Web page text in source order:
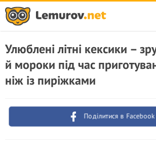
Улюблені літні кексики –
й мороки під час
ніж із пиріжками
Поділитися в Facebook